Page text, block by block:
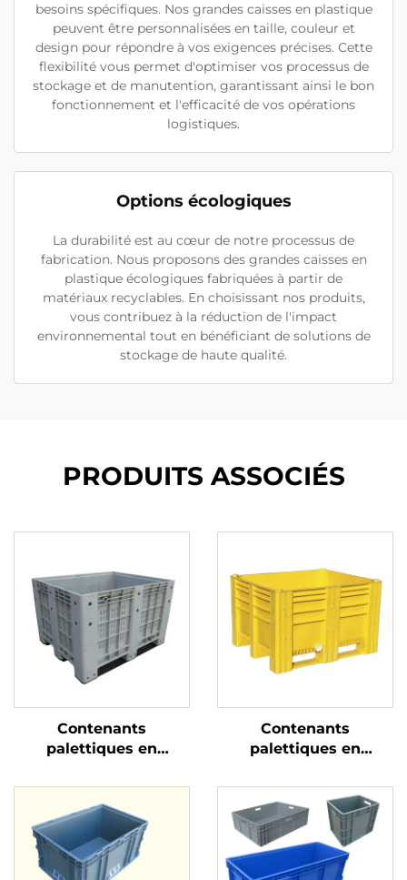
besoins spécifiques. Nos grandes caisses en plastique
peuvent être personnalisées en taille, couleur et
design pour répondre à vos exigences précises. Cette
flexibilité vous permet d'optimiser vos processus de
stockage et de manutention, garantissant ainsi le bon
fonctionnement et l'efficacité de vos opérations
logistiques.
Options écologiques
La durabilité est au cœur de notre processus de
fabrication. Nous proposons des grandes caisses en
plastique écologiques fabriquées à partir de
matériaux recyclables. En choisissant nos produits,
vous contribuez à la réduction de l'impact
environnemental tout en bénéficiant de solutions de
stockage de haute qualité.
PRODUITS ASSOCIÉS
Contenants
palettiques en
pour une logistique et
un stockage efficaces
Contenants
palettiques en
pour une logistique et
un stockage efficaces.